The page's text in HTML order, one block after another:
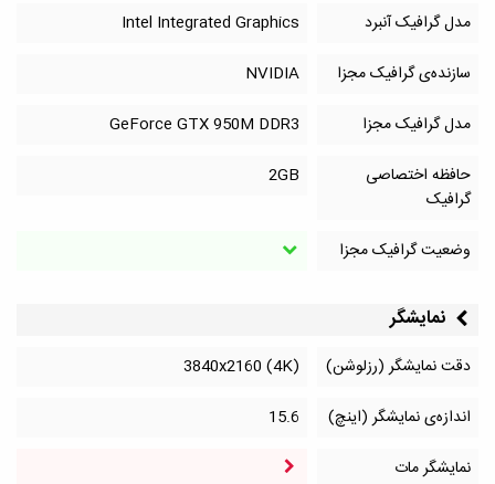
مدل گرافیک آنبرد
Intel Integrated Graphics
سازنده‌ی گرافیک مجزا
NVIDIA
مدل گرافیک مجزا
GeForce GTX 950M DDR3
حافظه اختصاصی
گرافیک
2GB
وضعیت گرافیک مجزا
نمایشگر
دقت نمایشگر (رزلوشن)
3840x2160 (4K)
اندازه‌ی نمایشگر (اینچ)
15.6
نمایشگر مات